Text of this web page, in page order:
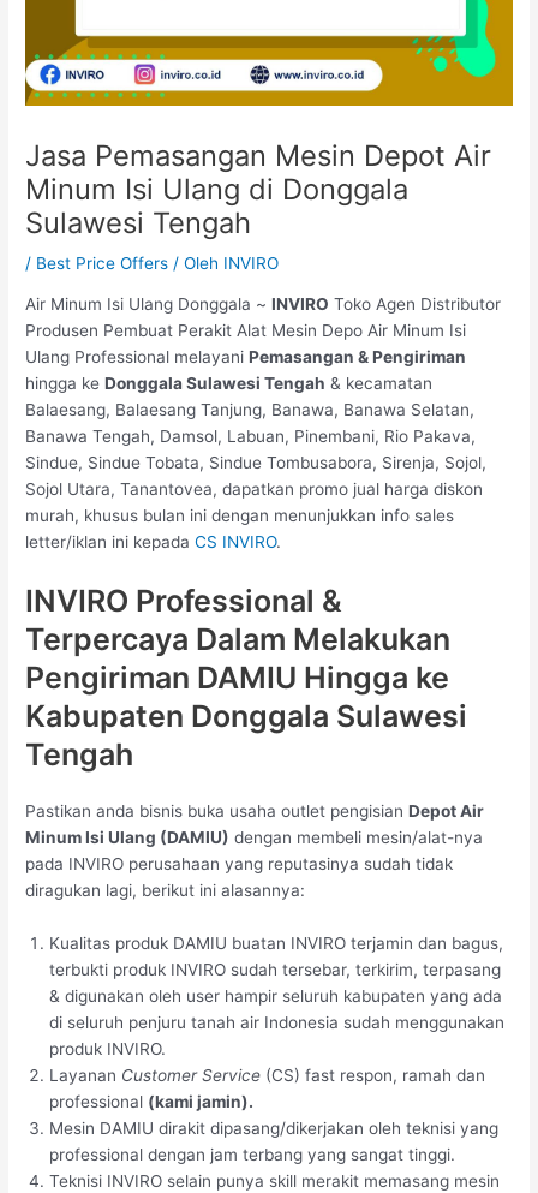
Jasa Pemasangan Mesin Depot Air
Minum Isi Ulang di Donggala
Sulawesi Tengah
/ Best Price Offers / Oleh INVIRO
Air Minum Isi Ulang Donggala ~INVIRO Toko Agen Distributor
Produsen Pembuat Perakit Alat Mesin Depo Air Minum Isi
Ulang Professional melayaniPemasangan & Pengiriman
hingga keDonggala Sulawesi Tengah & kecamatan
Balaesang, Balaesang Tanjung, Banawa, Banawa Selatan,
Banawa Tengah, Damsol, Labuan, Pinembani, Rio Pakava,
Sindue, Sindue Tobata, Sindue Tombusabora, Sirenja, Sojol,
Sojol Utara, Tanantovea, dapatkan promo jual harga diskon
murah, khusus bulan ini dengan menunjukkan info sales
letter/iklan ini kepadaCS INVIRO.
INVIRO Professional &
Terpercaya Dalam Melakukan
Pengiriman DAMIU Hingga ke
Kabupaten Donggala Sulawesi
Tengah
Pastikan anda bisnis buka usaha outlet pengisianDepot Air
Minum Isi Ulang (DAMIU) dengan membeli mesin/alat-nya
pada INVIRO perusahaan yang reputasinya sudah tidak
diragukan lagi, berikut ini alasannya:
Kualitas produk DAMIU buatan INVIRO terjamin dan bagus,
terbukti produk INVIRO sudah tersebar, terkirim, terpasang
& digunakan oleh user hampir seluruh kabupaten yang ada
di seluruh penjuru tanah air Indonesia sudah menggunakan
produk INVIRO.
Layanan Customer Service (CS) fast respon, ramah dan
professional (kami jamin).
Mesin DAMIU dirakit dipasang/dikerjakan oleh teknisi yang
professional dengan jam terbang yang sangat tinggi.
Teknisi INVIRO selain punya skill merakit memasang mesin